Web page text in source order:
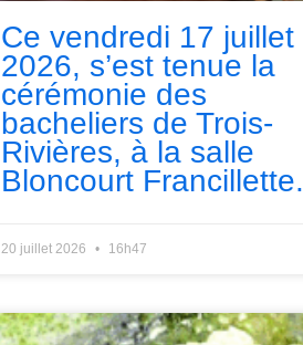
Ce vendredi 17 juillet
2026, s’est tenue la
cérémonie des
bacheliers de Trois-
Rivières, à la salle
Bloncourt Francillette.
20 juillet 2026 16h47